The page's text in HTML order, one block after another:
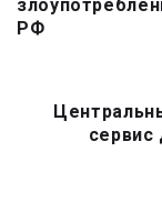
РФ
сервис